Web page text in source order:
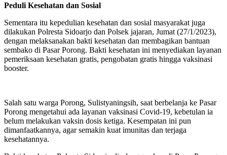
Peduli Kesehatan dan Sosial
Sementara itu kepedulian kesehatan dan sosial masyarakat juga
dilakukan Polresta Sidoarjo dan Polsek jajaran, Jumat (27/1/2023),
dengan melaksanakan bakti kesehatan dan membagikan bantuan
sembako di Pasar Porong. Bakti kesehatan ini menyediakan layanan
pemeriksaan kesehatan gratis, pengobatan gratis hingga vaksinasi
booster.
Salah satu warga Porong, Sulistyaningsih, saat berbelanja ke Pasar
Porong mengetahui ada layanan vaksinasi Covid-19, kebetulan ia
belum melakukan vaksin dosis ketiga. Kesempatan ini pun
dimanfaatkannya, agar semakin kuat imunitas dan terjaga
kesehatannya.